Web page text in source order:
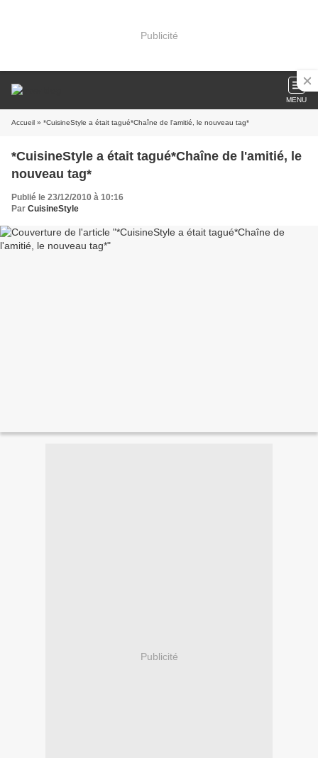
Publicité
MENU
Accueil » *CuisineStyle a était tagué*Chaîne de l'amitié, le nouveau tag*
*CuisineStyle a était tagué*Chaîne de l'amitié, le
nouveau tag*
Publié le 23/12/2010 à 10:16
Par CuisineStyle
Publicité